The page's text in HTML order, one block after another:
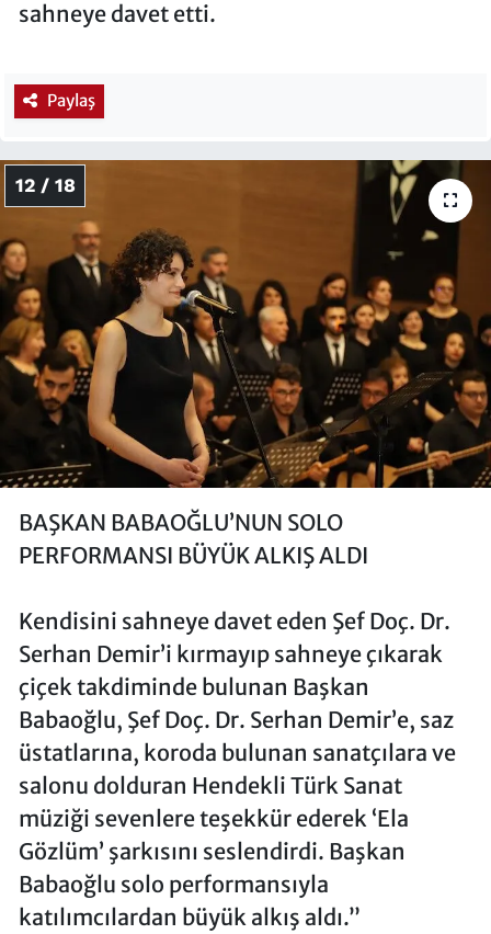
sahneye davet etti.
Paylaş
12 / 18
BAŞKAN BABAOĞLU’NUN SOLO
PERFORMANSI BÜYÜK ALKIŞ ALDI
Kendisini sahneye davet eden Şef Doç. Dr.
Serhan Demir’i kırmayıp sahneye çıkarak
çiçek takdiminde bulunan Başkan
Babaoğlu, Şef Doç. Dr. Serhan Demir’e, saz
üstatlarına, koroda bulunan sanatçılara ve
salonu dolduran Hendekli Türk Sanat
müziği sevenlere teşekkür ederek ‘Ela
Gözlüm’ şarkısını seslendirdi. Başkan
Babaoğlu solo performansıyla
katılımcılardan büyük alkış aldı.”